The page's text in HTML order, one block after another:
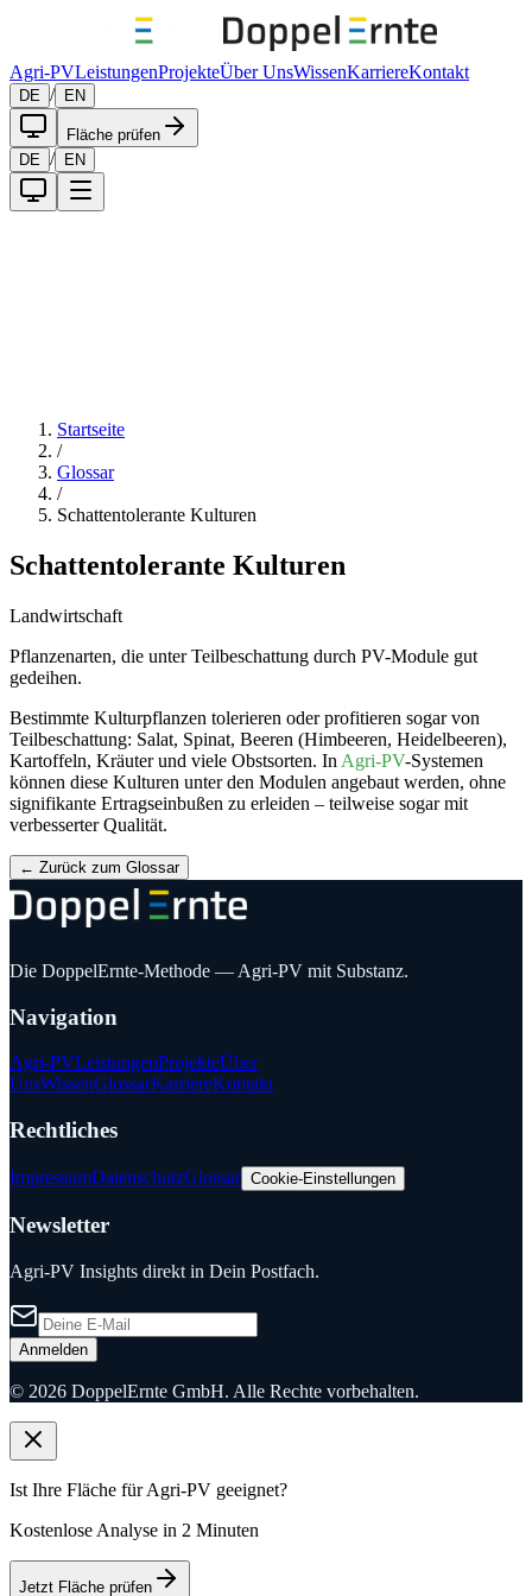
Agri-PVLeistungenProjekteÜber UnsWissenKarriereKontakt
DE / EN
Fläche prüfen
DE / EN
Startseite
/
Glossar
/
Schattentolerante Kulturen
Schattentolerante Kulturen
Landwirtschaft
Pflanzenarten, die unter Teilbeschattung durch PV-Module gut
gedeihen.
Bestimmte Kulturpflanzen tolerieren oder profitieren sogar von
Teilbeschattung: Salat, Spinat, Beeren (Himbeeren, Heidelbeeren),
Kartoffeln, Kräuter und viele Obstsorten. In Agri-PV-Systemen
können diese Kulturen unter den Modulen angebaut werden, ohne
signifikante Ertragseinbußen zu erleiden – teilweise sogar mit
verbesserter Qualität.
← Zurück zum Glossar
Die DoppelErnte-Methode — Agri-PV mit Substanz.
Navigation
Agri-PVLeistungenProjekteÜber
UnsWissenGlossarKarriereKontakt
Rechtliches
ImpressumDatenschutzGlossar Cookie-Einstellungen
Newsletter
Agri-PV Insights direkt in Dein Postfach.
Anmelden
© 2026 DoppelErnte GmbH. Alle Rechte vorbehalten.
Ist Ihre Fläche für Agri-PV geeignet?
Kostenlose Analyse in 2 Minuten
Jetzt Fläche prüfen